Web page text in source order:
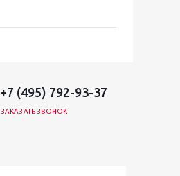
+7 (495) 792-93-37
ЗАКАЗАТЬ ЗВОНОК